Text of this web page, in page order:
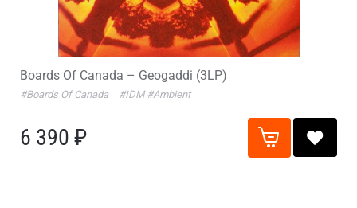
Boards Of Canada – Geogaddi (3LP)
#Boards Of Canada #IDM #Ambient
6 390 ₽